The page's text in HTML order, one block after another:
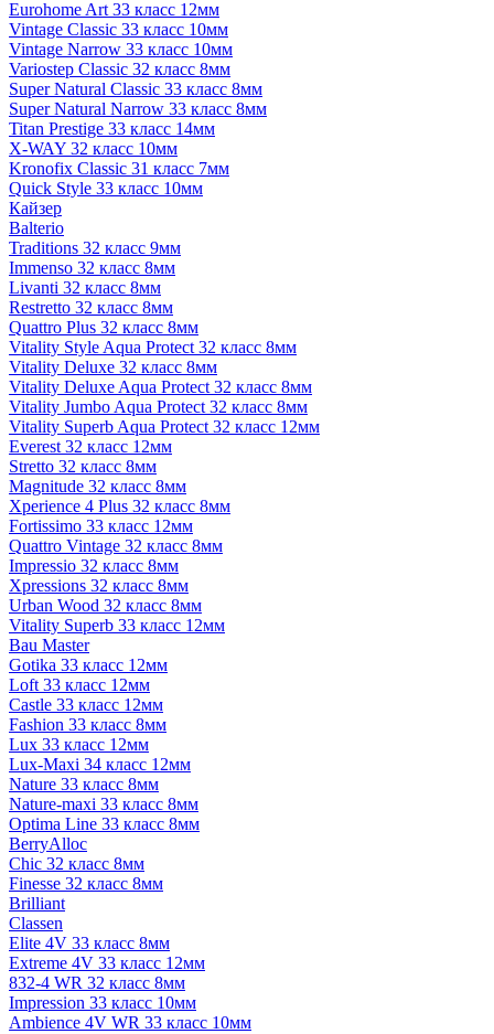
Eurohome Art 33 класс 12мм
Vintage Classic 33 класс 10мм
Vintage Narrow 33 класс 10мм
Variostep Classic 32 класс 8мм
Super Natural Classic 33 класс 8мм
Super Natural Narrow 33 класс 8мм
Titan Prestige 33 класс 14мм
X-WAY 32 класс 10мм
Kronofix Classic 31 класс 7мм
Quick Style 33 класс 10мм
Кайзер
Balterio
Traditions 32 класс 9мм
Immenso 32 класс 8мм
Livanti 32 класс 8мм
Restretto 32 класс 8мм
Quattro Plus 32 класс 8мм
Vitality Style Aqua Protect 32 класс 8мм
Vitality Deluxe 32 класс 8мм
Vitality Deluxe Aqua Protect 32 класс 8мм
Vitality Jumbo Aqua Protect 32 класс 8мм
Vitality Superb Aqua Protect 32 класс 12мм
Everest 32 класс 12мм
Stretto 32 класс 8мм
Magnitude 32 класс 8мм
Xperience 4 Plus 32 класс 8мм
Fortissimo 33 класс 12мм
Quattro Vintage 32 класс 8мм
Impressio 32 класс 8мм
Xpressions 32 класс 8мм
Urban Wood 32 класс 8мм
Vitality Superb 33 класс 12мм
Bau Master
Gotika 33 класс 12мм
Loft 33 класс 12мм
Castle 33 класс 12мм
Fashion 33 класс 8мм
Lux 33 класс 12мм
Lux-Maxi 34 класс 12мм
Nature 33 класс 8мм
Nature-maxi 33 класс 8мм
Optima Line 33 класс 8мм
BerryAlloc
Chic 32 класс 8мм
Finesse 32 класс 8мм
Brilliant
Classen
Elite 4V 33 класс 8мм
Extreme 4V 33 класс 12мм
832-4 WR 32 класс 8мм
Impression 33 класс 10мм
Ambience 4V WR 33 класс 10мм